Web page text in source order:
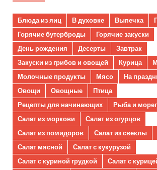
Блюда из яиц В духовке Выпечка
Горячие бутерброды
Горячие закуски
День рождения
Десерты
Завтрак
Закуски из грибов и овощей
Курица
Молочные продукты
Мясо
На
Овощи
Овощные
Птица
Рецепты для начинающих
Рыба и
Салат из моркови
Салат из огурцов
Салат из помидоров
Салат из свеклы
Салат мясной
Салат с кукурузой
Салат с куриной грудкой
Салат с